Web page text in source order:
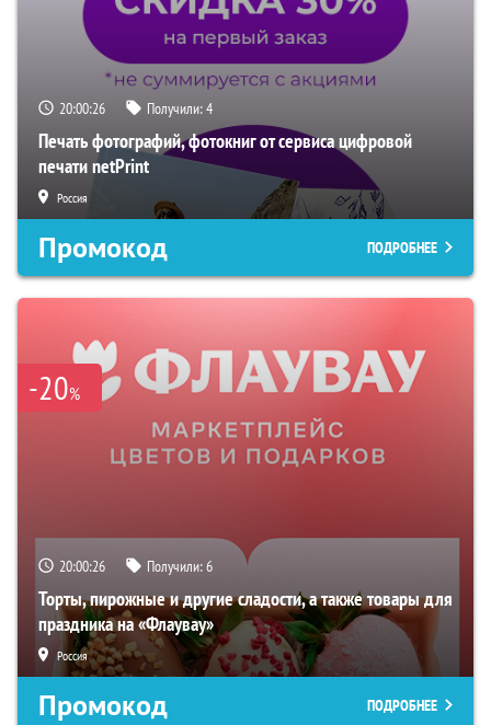
20:00:25 Получили:4
Печать фотографий, фотокниг от сервиса цифровой
печати netPrint
Россия
Промокод ПОДРОБНЕЕ
-20%
20:00:25 Получили:6
Торты, пирожные и другие сладости, а также товары для
праздника на «Флаувау»
Россия
Промокод ПОДРОБНЕЕ